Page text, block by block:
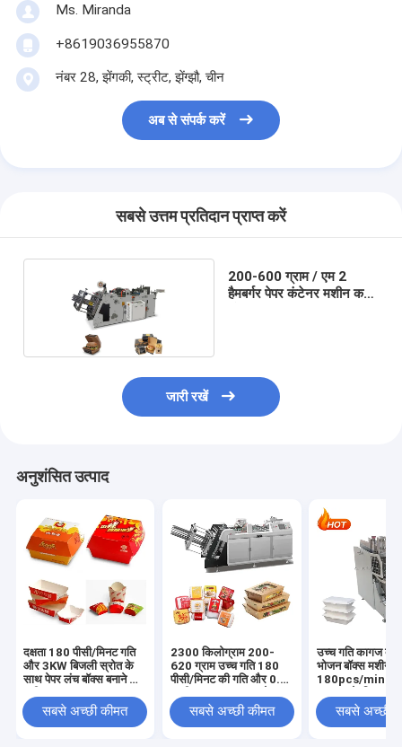
Ms. Miranda
+8619036955870
नंबर 28, झेंगकी, स्ट्रीट, झेंग्झौ, चीन
अब से संपर्क करें
सबसे उत्तम प्रतिदान प्राप्त करें
200-600 ग्राम / एम 2
हैमबर्गर पेपर कंटेनर मशीन कम
जारी रखें
अनुशंसित उत्पाद
दक्षता 180 पीसी/मिनट गति
और 3KW बिजली स्रोत के
साथ पेपर लंच बॉक्स बनाने की
सबसे अच्छी कीमत
2300 किलोग्राम 200-
620 ग्राम उच्च गति 180
पीसी/मिनट की गति और 0.5
साथसबसे अच्छी कीमत
उच्च गति कागज
भोजन बॉक्स मशीन
180pcs/min
सबसे अच्छी